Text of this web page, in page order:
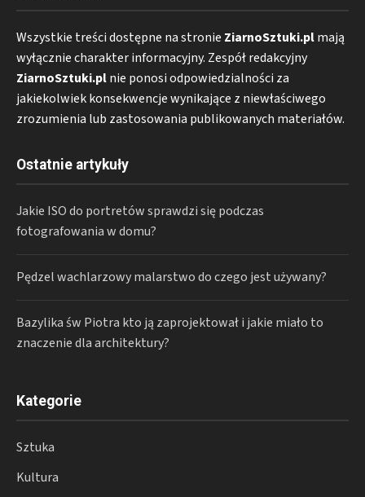
Wszystkie treści dostępne na stronie ZiarnoSztuki.plmają
wyłącznie charakter informacyjny. Zespół redakcyjny
ZiarnoSztuki.plnie ponosi odpowiedzialności za
jakiekolwiek konsekwencje wynikające z niewłaściwego
zrozumienia lub zastosowania publikowanych materiałów.
Ostatnie artykuły
Jakie ISO do portretów sprawdzi się podczas
fotografowania w domu?
Pędzel wachlarzowy malarstwo do czego jest używany?
Bazylika św Piotra kto ją zaprojektował i jakie miało to
znaczenie dla architektury?
Kategorie
Sztuka
Kultura